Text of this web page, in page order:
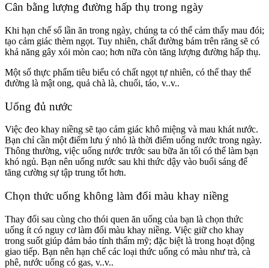
Cân bằng lượng đường hấp thụ trong ngày
Khi hạn chế số lần ăn trong ngày, chúng ta có thể cảm thấy mau đói;
tạo cảm giác thèm ngọt. Tuy nhiên, chất đường bám trên răng sẽ có
khả năng gây xói mòn cao; hơn nữa còn tăng lượng đường hấp thụ.
Một số thực phẩm tiêu biểu có chất ngọt tự nhiên, có thể thay thế
đường là mật ong, quả chà là, chuối, táo, v..v..
Uống đủ nước
Việc đeo khay niềng sẽ tạo cảm giác khô miệng và mau khát nước.
Bạn chỉ cần một điểm lưu ý nhỏ là thời điểm uống nước trong ngày.
Thông thường, việc uống nước trước sau bữa ăn tối có thể làm bạn
khó ngủ. Bạn nên uống nước sau khi thức dậy vào buổi sáng để
tăng cường sự tập trung tốt hơn.
Chọn thức uống không làm đổi màu khay niềng
Thay đổi sau cùng cho thói quen ăn uống của bạn là chọn thức
uống ít có nguy cơ làm đổi màu khay niềng. Việc giữ cho khay
trong suốt giúp đảm bảo tính thẩm mỹ; đặc biệt là trong hoạt động
giao tiếp. Bạn nên hạn chế các loại thức uống có màu như trà, cà
phê, nước uống có gas, v..v..